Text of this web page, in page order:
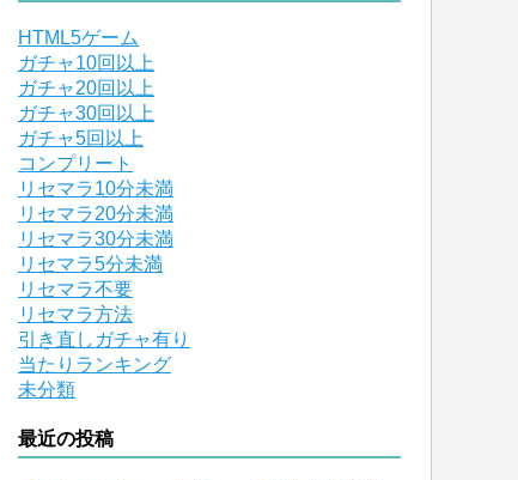
HTML5ゲーム
ガチャ10回以上
ガチャ20回以上
ガチャ30回以上
ガチャ5回以上
コンプリート
リセマラ10分未満
リセマラ20分未満
リセマラ30分未満
リセマラ5分未満
リセマラ不要
リセマラ方法
引き直しガチャ有り
当たりランキング
未分類
最近の投稿